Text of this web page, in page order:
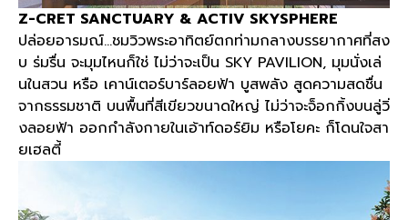
Z-CRET SANCTUARY & ACTIV SKYSPHERE
ปล่อยอารมณ์…ชมวิวพระอาทิตย์ตกท่ามกลางบรรยากาศที่สง
บ ร่มรื่น จะมุมไหนก็ใช่ ไม่ว่าจะเป็น SKY PAVILION, มุมนั่งเล่
นในสวน หรือ เคาน์เตอร์บาร์ลอยฟ้า บูสพลัง สูดความสดชื่น
จากธรรมชาติ บนพื้นที่สีเขียวขนาดใหญ่ ไม่ว่าจะจ็อกกิ้งบนลู่วิ่
งลอยฟ้า ออกกำลังกายในเอ้าท์ดอร์ยิม หรือโยคะ ก็โดนใจสา
ยเฮลตี้